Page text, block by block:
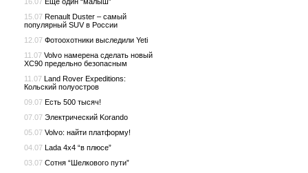
15.07 Renault Duster – самый
популярный SUV в России
12.07 Фотоохотники выследили Yeti
11.07 Volvo намерена сделать новый
XC90 предельно безопасным
11.07 Land Rover Expeditions:
Кольский полуостров
09.07 Есть 500 тысяч!
07.07 Электрический Korando
05.07 Volvo: найти платформу!
04.07 Lada 4x4 “в плюсе”
03.07 Сотня “Шелкового пути”